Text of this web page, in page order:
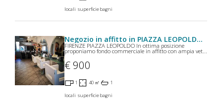
locali superficiebagni
Negozio in affitto in PIAZZA LEOPOLDO a Firenze
FIRENZE PIAZZA LEOPOLDO In ottima posizione
proponiamo fondo commerciale in affitto con ampia vet...
€ 900
1
locali
40 ㎡
superficie
1
bagni